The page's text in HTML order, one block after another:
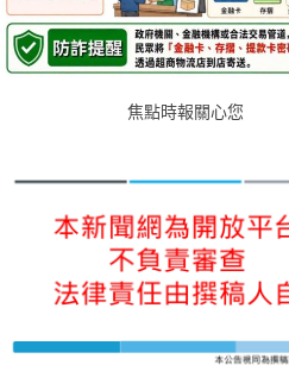
焦點時報關心您